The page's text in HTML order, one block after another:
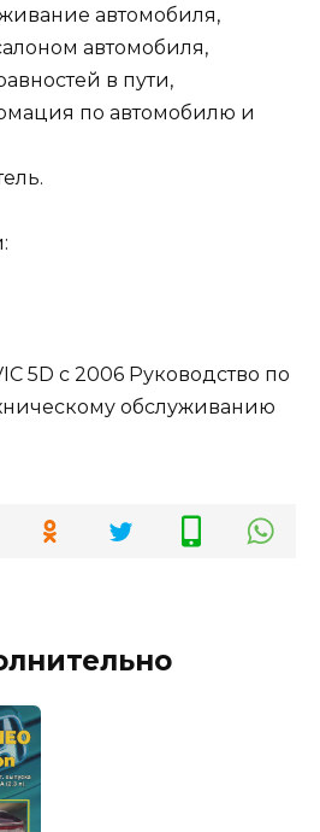
автомобиля,
автомобиля,
в пути,
по автомобилю и
5D с 2006 Руководство по
обслуживанию